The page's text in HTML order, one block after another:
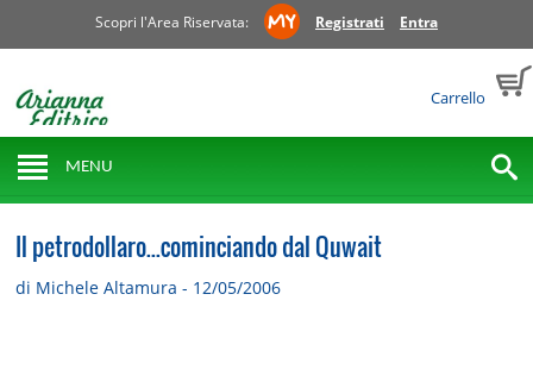
Scopri l'Area Riservata: Registrati Entra
Carrello
MENU
Il petrodollaro...cominciando dal Quwait
di Michele Altamura - 12/05/2006